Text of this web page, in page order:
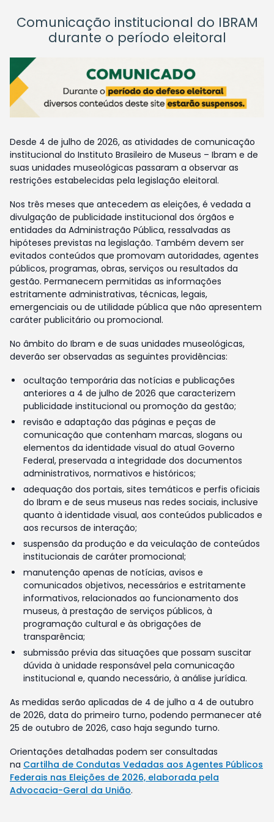
Comunicação institucional do IBRAM
durante o período eleitoral
Desde 4 de julho de 2026, as atividades de comunicação
institucional do Instituto Brasileiro de Museus – Ibram e de
suas unidades museológicas passaram a observar as
restrições estabelecidas pela legislação eleitoral.
Nos três meses que antecedem as eleições, é vedada a
divulgação de publicidade institucional dos órgãos e
entidades da Administração Pública, ressalvadas as
hipóteses previstas na legislação. Também devem ser
evitados conteúdos que promovam autoridades, agentes
públicos, programas, obras, serviços ou resultados da
gestão. Permanecem permitidas as informações
estritamente administrativas, técnicas, legais,
emergenciais ou de utilidade pública que não apresentem
caráter publicitário ou promocional.
No âmbito do Ibram e de suas unidades museológicas,
deverão ser observadas as seguintes providências:
ocultação temporária das notícias e publicações
anteriores a 4 de julho de 2026 que caracterizem
publicidade institucional ou promoção da gestão;
revisão e adaptação das páginas e peças de
comunicação que contenham marcas, slogans ou
elementos da identidade visual do atual Governo
Federal, preservada a integridade dos documentos
administrativos, normativos e históricos;
adequação dos portais, sites temáticos e perfis oficiais
do Ibram e de seus museus nas redes sociais, inclusive
quanto à identidade visual, aos conteúdos publicados e
aos recursos de interação;
suspensão da produção e da veiculação de conteúdos
institucionais de caráter promocional;
manutenção apenas de notícias, avisos e
comunicados objetivos, necessários e estritamente
informativos, relacionados ao funcionamento dos
museus, à prestação de serviços públicos, à
programação cultural e às obrigações de
transparência;
submissão prévia das situações que possam suscitar
dúvida à unidade responsável pela comunicação
institucional e, quando necessário, à análise jurídica.
As medidas serão aplicadas de 4 de julho a 4 de outubro
de 2026, data do primeiro turno, podendo permanecer até
25 de outubro de 2026, caso haja segundo turno.
Orientações detalhadas podem ser consultadas
na Cartilha de Condutas Vedadas aos Agentes Públicos
Federais nas Eleições de 2026, elaborada pela
Advocacia-Geral da União.